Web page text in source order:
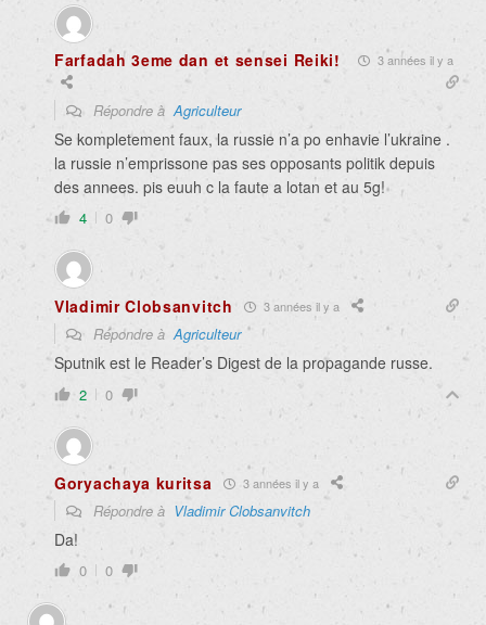
Farfadah 3eme dan et sensei Reiki! 3 années il y a
Répondre àAgriculteur
Se kompletement faux, la russie n’a po enhavie l’ukraine .
la russie n’emprissone pas ses opposants politik depuis
des annees. pis euuh c la faute a lotan et au 5g!
4 0
Vladimir Clobsanvitch 3 années il y a
Répondre àAgriculteur
Sputnik est le Reader’s Digest de la propagande russe.
2 0
Goryachaya kuritsa 3 années il y a
Répondre à Vladimir Clobsanvitch
Da!
0 0